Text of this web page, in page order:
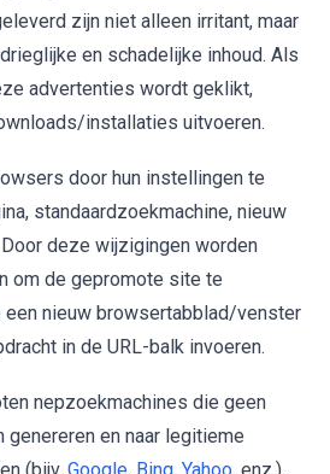
zijn niet alleen irritant, maar
en schadelijke inhoud. Als
advertenties wordt geklikt,
installaties uitvoeren.
door hun instellingen te
standaardzoekmachine, nieuw
deze wijzigingen worden
om de gepromote site te
nieuw browsertabblad/venster
in de URL-balk invoeren.
nepzoekmachines die geen
genereren en naar legitieme